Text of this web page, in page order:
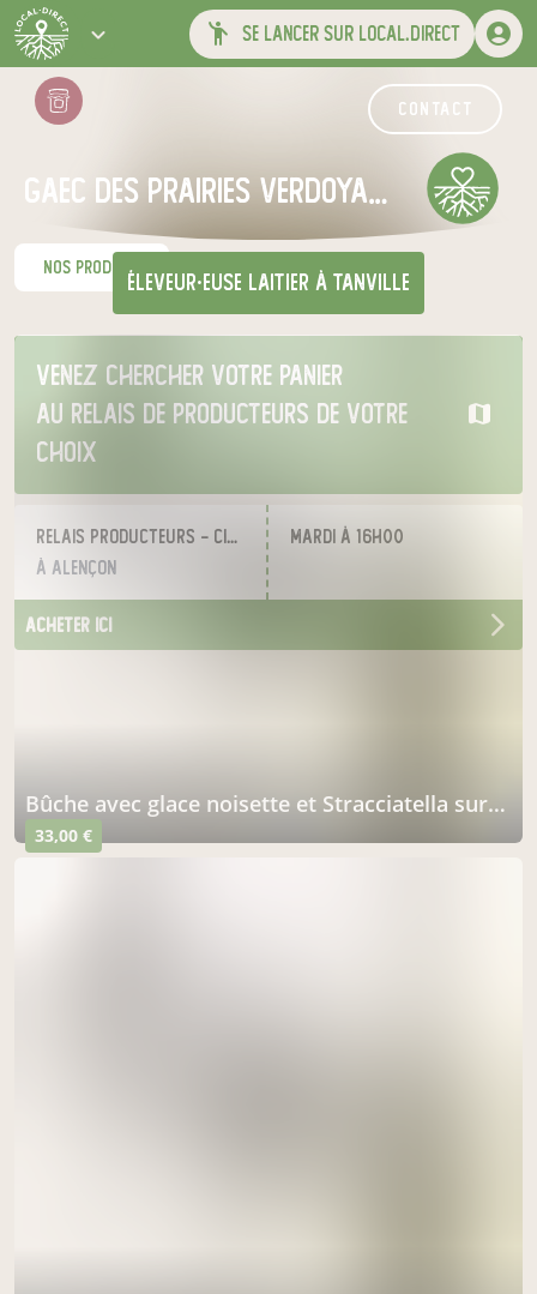
se lancer sur local.direct
contact
gaec des prairies verdoyantes
éleveur·euse laitier à Tanville
Venez chercher votre panier
au relais de producteurs de votre
choix
Relais Producteurs - Cité Administrative - Alençon
à Alençon
mardi à 16h00
acheter ici
nos produits
Bûche avec glace noisette et Stracciatella sur biscuit Steusel 4/5 parts
33,00 €